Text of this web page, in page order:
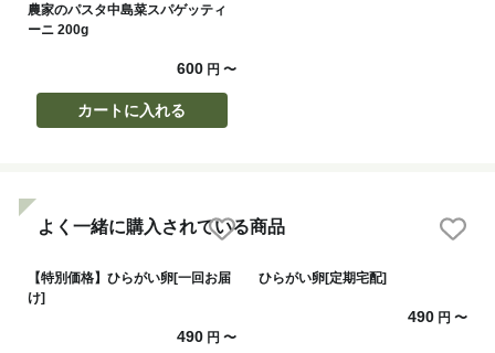
農家のパスタ中島菜スパゲッティ
ーニ 200g
600円 〜
カートに入れる
よく一緒に購入されている商品
【特別価格】ひらがい卵[一回お届
け]
490円 〜
ひらがい卵[定期宅配]
490 円〜